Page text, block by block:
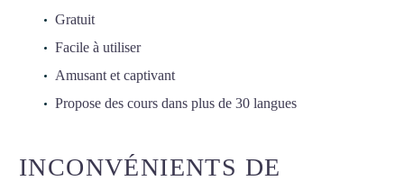
Gratuit
Facile à utiliser
Amusant et captivant
Propose des cours dans plus de 30 langues
INCONVÉNIENTS DE